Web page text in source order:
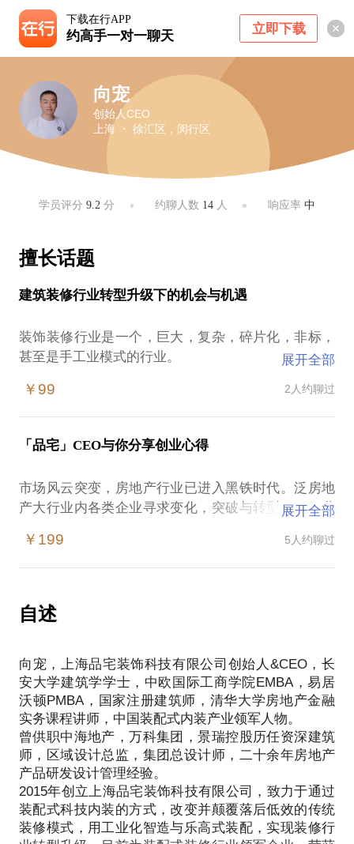
下载在行APP
约高手一对一聊天 立即下载
向宠
创始人CEO
上海 ・ 徐汇区，闵行区
学员评分9.2 分 约聊人数 14人 响应率 中
擅长话题
建筑装修行业转型升级下的机会与机遇
装饰装修行业是一个，巨大，复杂，碎片化，非标，
甚至是手工业模式的行业。
装饰装修行业注定要进行转型升级。
团。从一名上市公司高管转型成为装配式装修行的的
创业者，带领公司成为国家高新技术企业，行业的绝
我想和你分享，我在创业之路上的所见所闻所思，并
结合你的需求给你一些建议。
1，如果你已是装修行业成员，我将分析未来趋势与机
3，如果你是别的行业，我将从跨行业视角分析装修行
见面之前需将你的背景与问题提前告诉我，我做好准
展开全部
￥99 2人约聊过
「品宅」CEO与你分享创业心得
市场风云突变，房地产行业已进入黑铁时代。泛房地
产大行业内各类企业寻求变化，突破与转型，。行业
挑战。
1，房地产行业下行趋势，如果转型，如何选择
2，房地产行业是否还有突破
我在十余年房地产设计管理经验，以及7年的创业经历
愿意与你分享的内容包括：
1，给予行业背景，形式下对学员提供个人转型，突破
的人建议。
2，通过个人转型创业经历的分享，提供参考意见，经
验分享。
2，结合学员个人特点，给予创业，转型建议，
3，房地产行业下行趋势，如果转型或者创业，突破点
在哪里？
展开全部
￥199 5人约聊过
自述
向宠，上海品宅装饰科技有限公司创始人&CEO，长
安大学建筑学学士，中欧国际工商学院EMBA，易居
沃顿PMBA，国家注册建筑师，清华大学房地产金融
实务课程讲师，中国装配式内装产业领军人物。
曾供职中海地产，万科集团，景瑞控股历任资深建筑
师，区域设计总监，集团总设计师，二十余年房地产
产品研发设计管理经验。
2015年创立上海品宅装饰科技有限公司，致力于通过
装配式科技内装的方式，改变并颠覆落后低效的传统
装修模式，用工业化智造与乐高式装配，实现装修行